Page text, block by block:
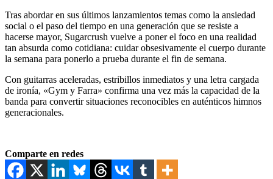
Tras abordar en sus últimos lanzamientos temas como la ansiedad
social o el paso del tiempo en una generación que se resiste a
hacerse mayor, Sugarcrush vuelve a poner el foco en una realidad
tan absurda como cotidiana: cuidar obsesivamente el cuerpo durante
la semana para ponerlo a prueba durante el fin de semana.
Con guitarras aceleradas, estribillos inmediatos y una letra cargada
de ironía, «Gym y Farra» confirma una vez más la capacidad de la
banda para convertir situaciones reconocibles en auténticos himnos
generacionales.
Comparte en redes